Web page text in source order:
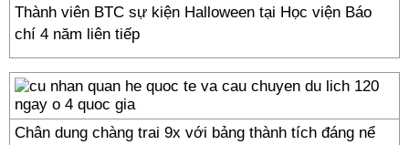
Thành viên BTC sự kiện Halloween tại Học viện Báo
chí 4 năm liên tiếp
Chân dung chàng trai 9x với bảng thành tích đáng nể